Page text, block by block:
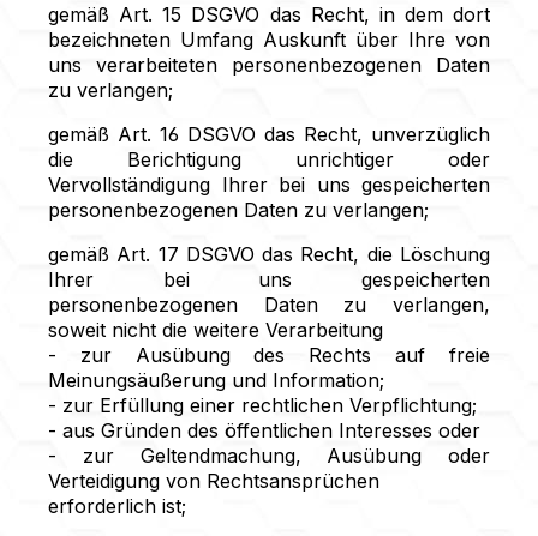
gemäß Art. 15 DSGVO das Recht, in dem dort
bezeichneten Umfang Auskunft über Ihre von
uns verarbeiteten personenbezogenen Daten
zu verlangen;
gemäß Art. 16 DSGVO das Recht, unverzüglich
die Berichtigung unrichtiger oder
Vervollständigung Ihrer bei uns gespeicherten
personenbezogenen Daten zu verlangen;
gemäß Art. 17 DSGVO das Recht, die Löschung
Ihrer bei uns gespeicherten
personenbezogenen Daten zu verlangen,
soweit nicht die weitere Verarbeitung
- zur Ausübung des Rechts auf freie
Meinungsäußerung und Information;
- zur Erfüllung einer rechtlichen Verpflichtung;
- aus Gründen des öffentlichen Interesses oder
- zur Geltendmachung, Ausübung oder
Verteidigung von Rechtsansprüchen
erforderlich ist;